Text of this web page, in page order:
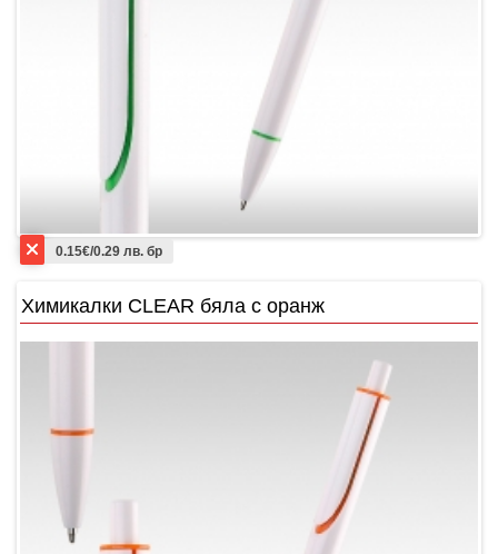
0.15€/0.29 лв. бр
Химикалки CLEAR бяла с оранж